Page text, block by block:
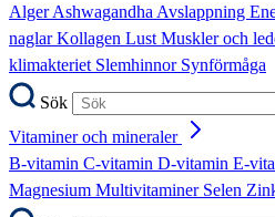
AlgerAshwagandhaAvslappning
naglarKollagen LustMuskler och
klimakteriet Slemhinnor Synförmåga
Sök
Vitaminer och mineraler
B-vitamin C-vitamin D-vitamin E-
Magnesium Multivitaminer Selen